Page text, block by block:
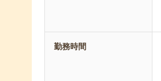
勤務時間